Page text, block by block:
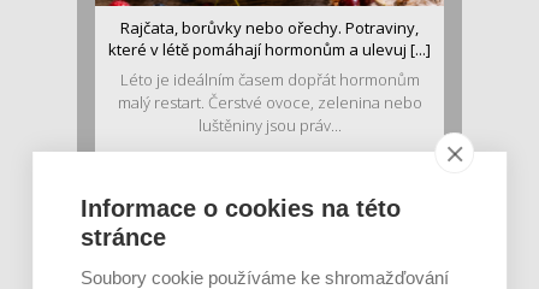
Rajčata, borůvky nebo ořechy. Potraviny,
které v létě pomáhají hormonům a ulevuj [...]
Léto je ideálním časem dopřát hormonům
malý restart. Čerstvé ovoce, zelenina nebo
luštěniny jsou práv...
Informace o cookies na této
stránce
Soubory cookie používáme ke shromažďování